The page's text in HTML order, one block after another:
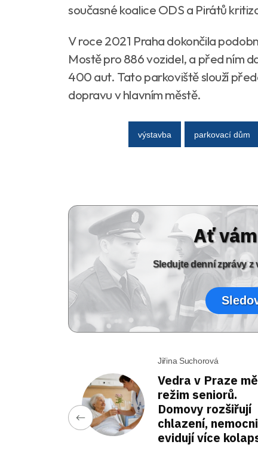
současné koalice ODS a Pirátů
V roce 2021 Praha dokončila
Mostě pro 886 vozidel, a před ním
400 aut. Tato parkoviště slouží
dopravu v hlavním městě.
výstavba parkovací dům
Ať
Sledujte denní zprávy z
Jiřina Suchorová
Vedra v Praze
režim seniorů.
Domovy rozšiřují
chlazení,
evidují více